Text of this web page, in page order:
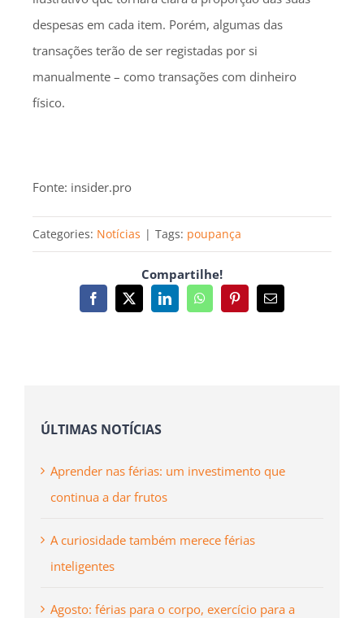
despesas em cada item. Porém, algumas das
transações terão de ser registadas por si
manualmente – como transações com dinheiro
físico.
Fonte: insider.pro
Categories: Notícias | Tags: poupança
Compartilhe!
Facebook
X LinkedInWhatsAppPinterestEmail
(necessário
ÚLTIMAS NOTÍCIAS
Aprender nas férias: um investimento que
continua a dar frutos
A curiosidade também merece férias
inteligentes
Agosto: férias para o corpo, exercício para a